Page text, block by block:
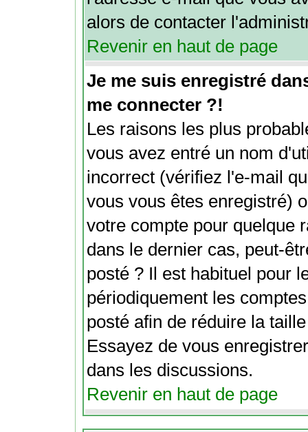
alors de contacter
Revenir en haut de page
Je me suis enregistré
me connecter ?!
Les raisons les plus
vous avez entré un nom
incorrect (vérifiez l'e-mail
vous vous êtes enregistré)
votre compte pour quelque
dans le dernier cas, peut-
posté ? Il est habituel pour
périodiquement les
posté afin de réduire la
Essayez de vous
dans les discussions.
Revenir en haut de page